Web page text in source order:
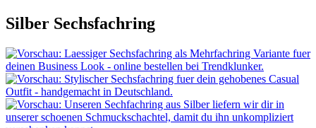
Silber Sechsfachring